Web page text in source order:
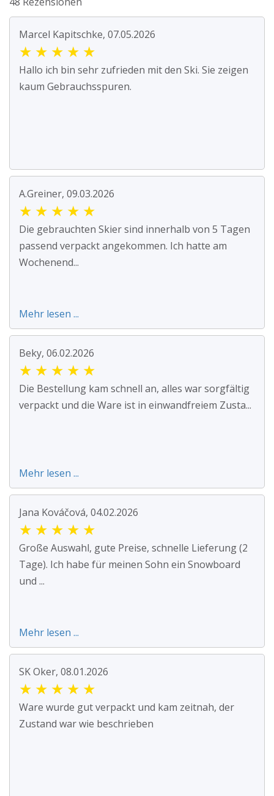
Marcel Kapitschke, 07.05.2026
★ ★ ★ ★ ★
Hallo ich bin sehr zufrieden mit den Ski. Sie zeigen
kaum Gebrauchsspuren.
A.Greiner, 09.03.2026
★ ★ ★ ★ ★
Die gebrauchten Skier sind innerhalb von 5 Tagen
passend verpackt angekommen. Ich hatte am
Wochenend...
Mehr lesen ...
Beky, 06.02.2026
★ ★ ★ ★ ★
Die Bestellung kam schnell an, alles war sorgfältig
verpackt und die Ware ist in einwandfreiem Zusta...
Mehr lesen ...
Jana Kováčová, 04.02.2026
★ ★ ★ ★ ★
Große Auswahl, gute Preise, schnelle Lieferung (2
Tage). Ich habe für meinen Sohn ein Snowboard
und ...
Mehr lesen ...
SK Oker, 08.01.2026
★ ★ ★ ★ ★
Ware wurde gut verpackt und kam zeitnah, der
Zustand war wie beschrieben